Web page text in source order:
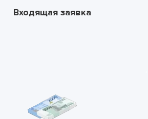
Входящая заявка